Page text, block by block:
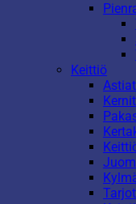
Keittiö
Astiat